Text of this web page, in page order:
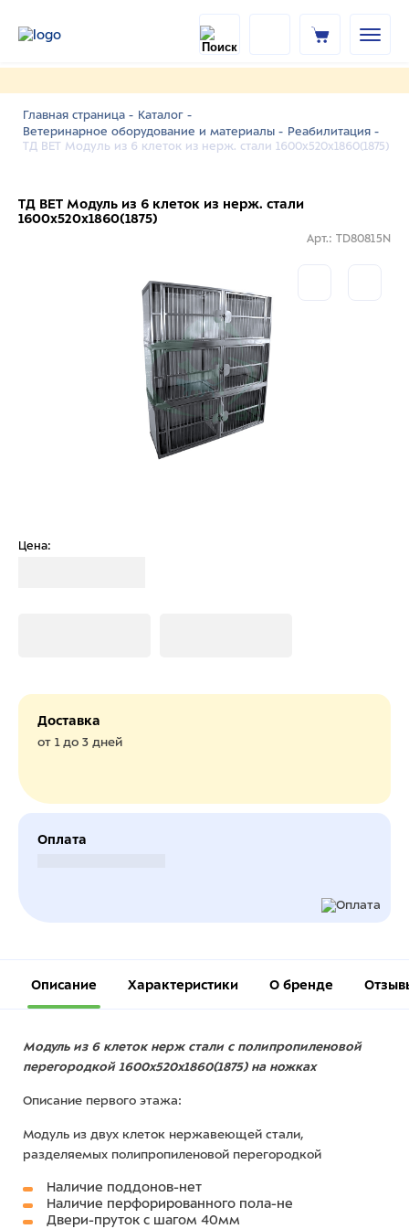
Главная страница - Каталог -
Ветеринарное оборудование и материалы - Реабилитация -
ТД ВЕТ Модуль из 6 клеток из нерж. стали 1600х520х1860(1875)
ТД ВЕТ Модуль из 6 клеток из нерж. стали
1600х520х1860(1875)
Арт.: TD80815N
Цена:
Доставка
от 1 до 3 дней
Оплата
Описание Характеристики О бренде
Модуль из 6 клеток нерж стали с полипропиленовой
перегородкой 1600х520х1860(1875) на ножках
Описание первого этажа:
Модуль из двух клеток нержавеющей стали,
разделяемых полипропиленовой перегородкой
Наличие поддонов-нет
Наличие перфорированного пола-не
Двери-пруток с шагом 40мм